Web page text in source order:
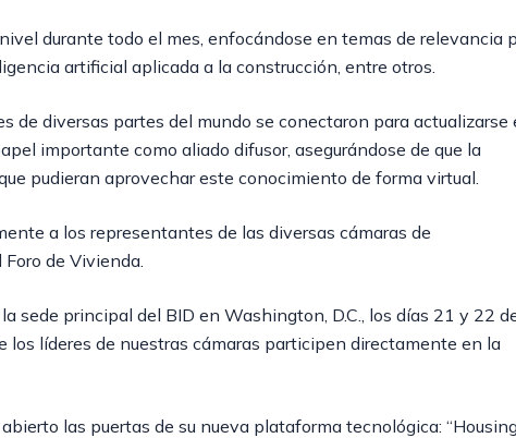
durante todo el mes, enfocándose en temas de relevancia
artificial aplicada a la construcción, entre otros.
de diversas partes del mundo se conectaron para actualizarse
importante como aliado difusor, asegurándose de que la
pudieran aprovechar este conocimiento de forma virtual.
a los representantes de las diversas cámaras de
de Vivienda.
sede principal del BID en Washington, D.C., los días 21 y 22
los líderes de nuestras cámaras participen directamente en la
las puertas de su nueva plataforma tecnológica: